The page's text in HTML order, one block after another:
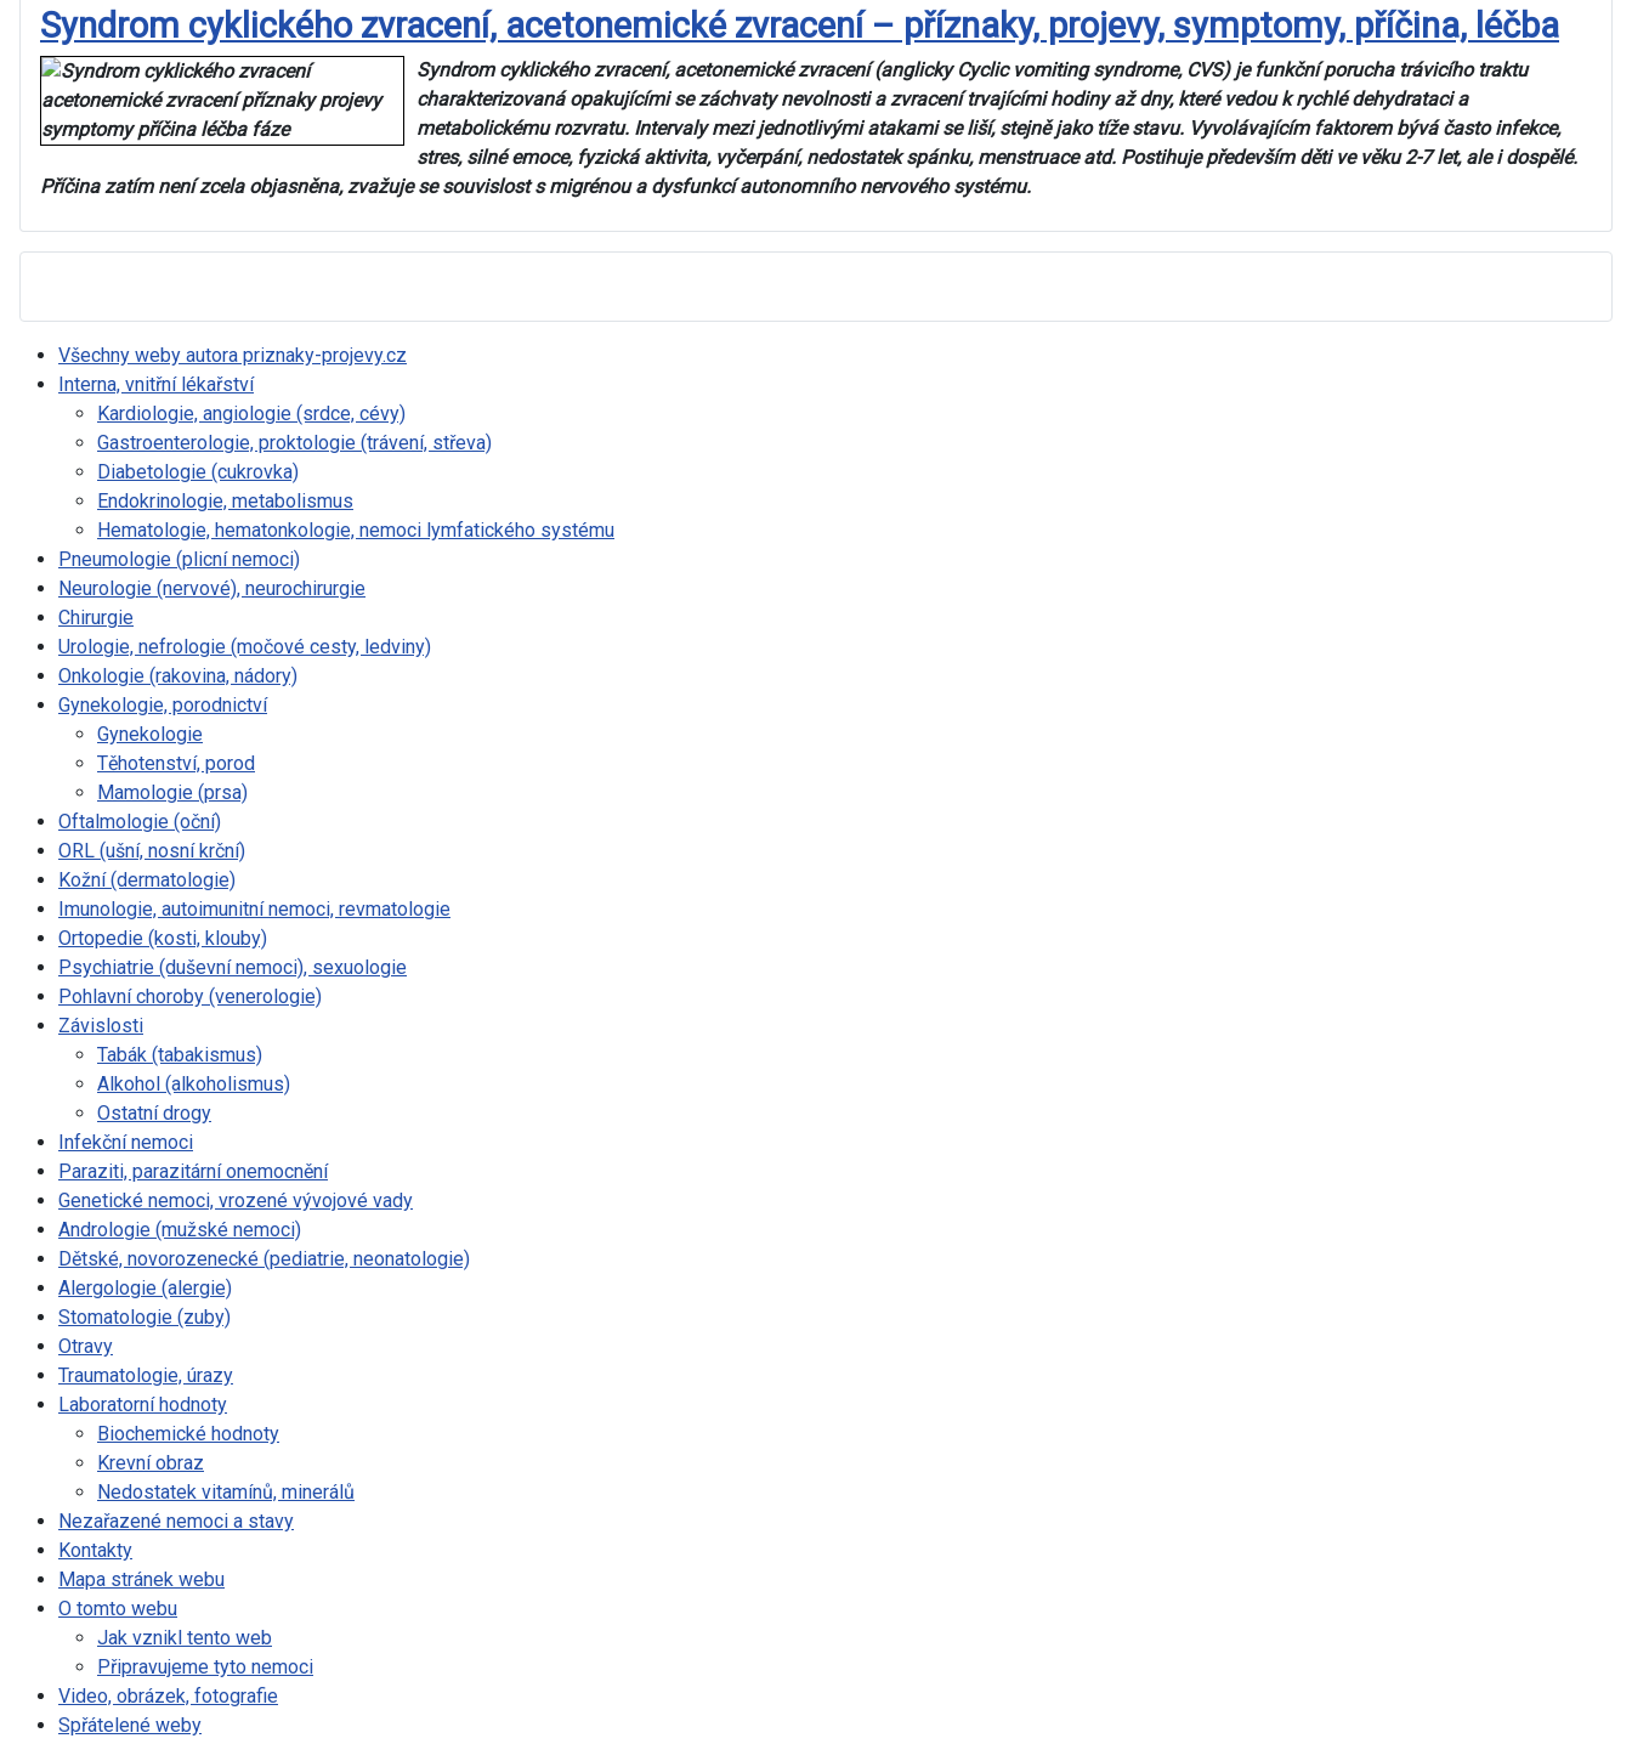
Všechny weby autora priznaky-projevy.cz
Interna, vnitřní lékařství
Kardiologie, angiologie (srdce, cévy)
Gastroenterologie, proktologie (trávení, střeva)
Diabetologie (cukrovka)
Endokrinologie, metabolismus
Hematologie, hematonkologie, nemoci lymfatického systému
Pneumologie (plicní nemoci)
Neurologie (nervové), neurochirurgie
Chirurgie
Urologie, nefrologie (močové cesty, ledviny)
Onkologie (rakovina, nádory)
Gynekologie, porodnictví
Gynekologie
Těhotenství, porod
Mamologie (prsa)
Oftalmologie (oční)
ORL (ušní, nosní krční)
Kožní (dermatologie)
Imunologie, autoimunitní nemoci, revmatologie
Ortopedie (kosti, klouby)
Psychiatrie (duševní nemoci), sexuologie
Pohlavní choroby (venerologie)
Závislosti
Tabák (tabakismus)
Alkohol (alkoholismus)
Ostatní drogy
Infekční nemoci
Paraziti, parazitární onemocnění
Genetické nemoci, vrozené vývojové vady
Andrologie (mužské nemoci)
Dětské, novorozenecké (pediatrie, neonatologie)
Alergologie (alergie)
Stomatologie (zuby)
Otravy
Traumatologie, úrazy
Laboratorní hodnoty
Biochemické hodnoty
Krevní obraz
Nedostatek vitamínů, minerálů
Nezařazené nemoci a stavy
Kontakty
Mapa stránek webu
O tomto webu
Jak vznikl tento web
Připravujeme tyto nemoci
Video, obrázek, fotografie
Spřátelené weby
Syndrom cyklického zvracení, acetonemické zvracení – příznaky, projevy, symptomy, příčina, léčba
Syndrom cyklického zvracení, acetonemické zvracení (anglicky Cyclic vomiting syndrome, CVS) je funkční porucha trávicího traktu
charakterizovaná opakujícími se záchvaty nevolnosti a zvracení trvajícími hodiny až dny, které vedou k rychlé dehydrataci a
metabolickému rozvratu. Intervaly mezi jednotlivými atakami se liší, stejně jako tíže stavu. Vyvolávajícím faktorem bývá často infekce,
stres, silné emoce, fyzická aktivita, vyčerpání, nedostatek spánku, menstruace atd. Postihuje především děti ve věku 2-7 let, ale i dospělé.
Příčina zatím není zcela objasněna, zvažuje se souvislost s migrénou a dysfunkcí autonomního nervového systému.